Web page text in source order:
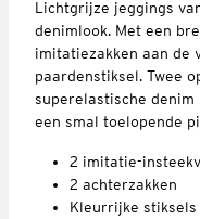
Lichtgrijze jeggings
denimlook. Met een
imitatiezakken aan de
paardenstiksel. Twee
superelastische denim
een smal toelopende
2 imitatie-
2 achterzakken
Kleurrijke stiksels